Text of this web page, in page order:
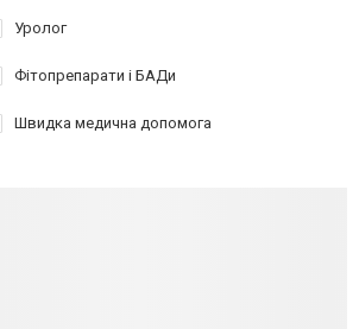
Уролог
Фітопрепарати і БАДи
Швидка медична допомога